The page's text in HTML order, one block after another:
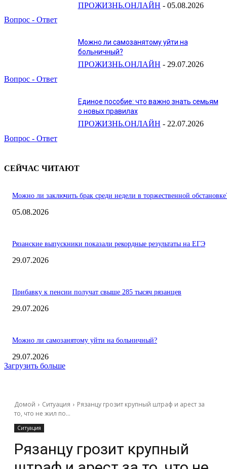
Вопрос - Ответ
ПРОЖИЗНЬ.ОНЛАЙН - 05.08.2026
Вопрос - Ответ
Можно ли самозанятому уйти на
больничный?
ПРОЖИЗНЬ.ОНЛАЙН - 29.07.2026
Вопрос - Ответ
Единое пособие: что важно знать семьям
о новых правилах
ПРОЖИЗНЬ.ОНЛАЙН - 22.07.2026
СЕЙЧАС ЧИТАЮТ
Можно ли заключить брак среди недели в торжественной
05.08.2026
Рязанские выпускники показали рекордные результаты на ЕГЭ
29.07.2026
Прибавку к пенсии получат свыше 285 тысяч рязанцев
29.07.2026
Можно ли самозанятому уйти на больничный?
29.07.2026
Загрузить больше